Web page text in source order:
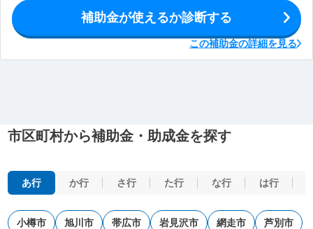
補助金が使えるか診断する
この補助金の詳細を見る
市区町村から補助金・助成金を探す
あ行 か行 さ行 た行 な行 は行
小樽市 旭川市 帯広市 岩見沢市 網走市 芦別市